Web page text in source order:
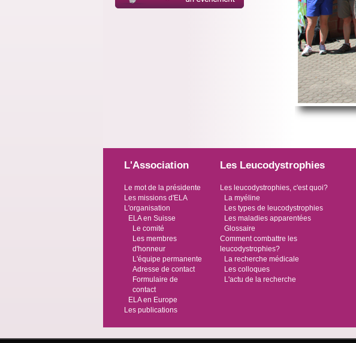
L'Association
Le mot de la présidente
Les missions d'ELA
L'organisation
ELA en Suisse
Le comité
Les membres
d'honneur
L'équipe permanente
Adresse de contact
Formulaire de
contact
ELA en Europe
Les publications
Les Leucodystrophies
Les leucodystrophies, c'est quoi?
La myéline
Les types de leucodystrophies
Les maladies apparentées
Glossaire
Comment combattre les
leucodystrophies?
La recherche médicale
Les colloques
L'actu de la recherche